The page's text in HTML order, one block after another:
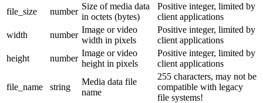
file_size
number
Size of media data
in octets (bytes)
Positive integer, limited by
client applications
width
number
Image or video
width in pixels
Positive integer, limited by
client applications
height
number
Image or video
height in pixels
Positive integer, limited by
client applications
file_name string
Media data file
name
255 characters, may not be
compatible with legacy
file systems!